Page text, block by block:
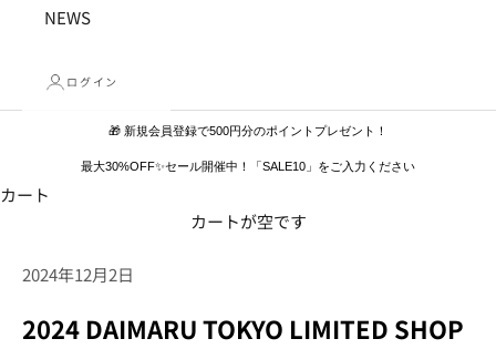
NEWS
ログイン
🎁 新規会員登録で500円分のポイントプレゼント！
最大30%OFF✨セール開催中！「SALE10」をご入力ください
カート
カートが空です
2024年12月2日
2024 DAIMARU TOKYO LIMITED SHOP